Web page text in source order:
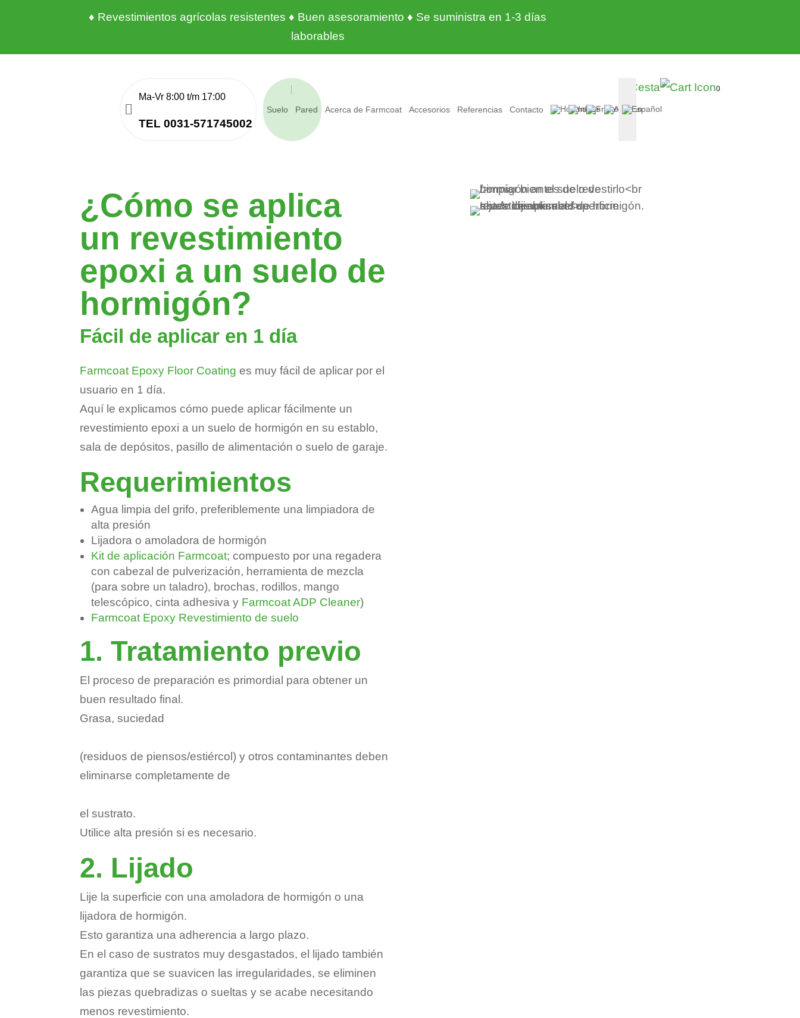
♦ Revestimientos agrícolas resistentes ♦ Buen asesoramiento ♦ Se suministra en 1-3 días
laborables
TEL 0031-571745002
Suelo Pared Acerca de Farmcoat Accesorios Referencias Contacto
0
¿Cómo se aplica
un revestimiento
epoxi a un suelo de
hormigón?
Fácil de aplicar en 1 día
Farmcoat Epoxy Floor Coating es muy fácil de aplicar por el
usuario en 1 día.
Aquí le explicamos cómo puede aplicar fácilmente un
revestimiento epoxi a un suelo de hormigón en su establo,
sala de depósitos, pasillo de alimentación o suelo de garaje.
Requerimientos
Agua limpia del grifo, preferiblemente una limpiadora de
alta presión
Lijadora o amoladora de hormigón
Kit de aplicación Farmcoat; compuesto por una regadera
con cabezal de pulverización, herramienta de mezcla
(para sobre un taladro), brochas, rodillos, mango
telescópico, cinta adhesiva y Farmcoat ADP Cleaner)
Farmcoat Epoxy Revestimiento de suelo
1. Tratamiento previo
El proceso de preparación es primordial para obtener un
buen resultado final.
Grasa, suciedad
(residuos de piensos/estiércol) y otros contaminantes deben
eliminarse completamente de
el sustrato.
Utilice alta presión si es necesario.
2. Lijado
Lije la superficie con una amoladora de hormigón o una
lijadora de hormigón.
Esto garantiza una adherencia a largo plazo.
En el caso de sustratos muy desgastados, el lijado también
garantiza que se suavicen las irregularidades, se eliminen
las piezas quebradizas o sueltas y se acabe necesitando
menos revestimiento.